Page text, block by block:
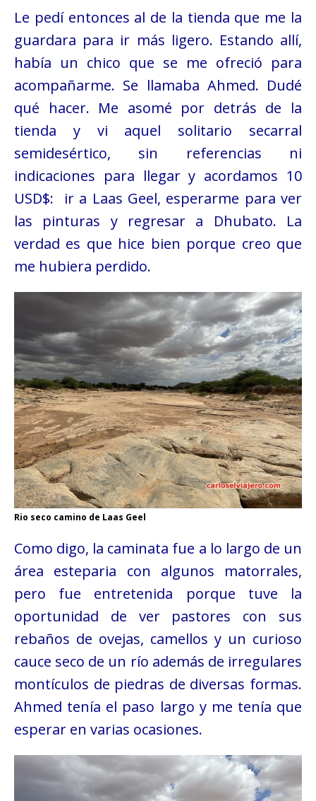
Le pedí entonces al de la tienda que me la
guardara para ir más ligero. Estando allí,
había un chico que se me ofreció para
acompañarme. Se llamaba Ahmed. Dudé
qué hacer. Me asomé por detrás de la
tienda y vi aquel solitario secarral
semidesértico, sin referencias ni
indicaciones para llegar y acordamos 10
USD$: ir a Laas Geel, esperarme para ver
las pinturas y regresar a Dhubato. La
verdad es que hice bien porque creo que
me hubiera perdido.
Rio seco camino de Laas Geel
Como digo, la caminata fue a lo largo de un
área esteparia con algunos matorrales,
pero fue entretenida porque tuve la
oportunidad de ver pastores con sus
rebaños de ovejas, camellos y un curioso
cauce seco de un río además de irregulares
montículos de piedras de diversas formas.
Ahmed tenía el paso largo y me tenía que
esperar en varias ocasiones.